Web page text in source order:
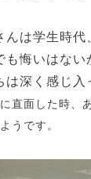
は学生時代
も悔いはな
は深く感じ入
直面した時、
うです。